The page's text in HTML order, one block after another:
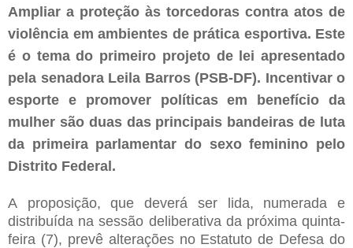
Ampliar a proteção às torcedoras contra atos de
violência em ambientes de prática esportiva. Este
é o tema do primeiro projeto de lei apresentado
pela senadora Leila Barros (PSB-DF). Incentivar o
esporte e promover políticas em benefício da
mulher são duas das principais bandeiras de luta
da primeira parlamentar do sexo feminino pelo
Distrito Federal.
A proposição, que deverá ser lida, numerada e
distribuída na sessão deliberativa da próxima quinta-
feira (7), prevê alterações no Estatuto de Defesa do